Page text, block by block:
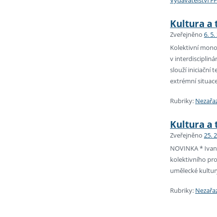
Kultura a
Zveřejněno 6. 5.
Kolektivní
v
slouží iniciační
extrémní
Rubriky:
Kultura a
Zveřejněno 25.
NOVINKA *
kolektivního
umělecké
Rubriky: